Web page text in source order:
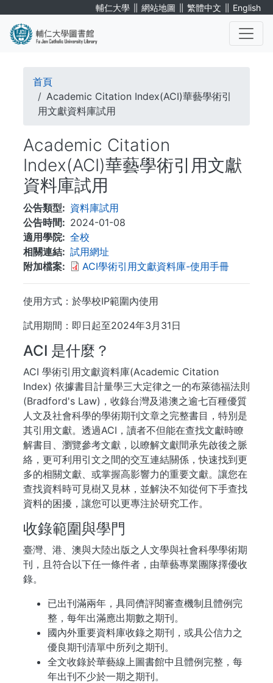
輔仁大學 ∥ 網站地圖 ∥ 繁體中文 ∥ English
導
航
結
首頁
Academic Citation Index(ACI)華藝學術引
用文獻資料庫試用
Academic Citation
Index(ACI)華藝學術引用文獻
資料庫試用
公告類型
資料庫試用
公告時間
2024-01-08
適用學院
全校
相關連結
試用網址
附加檔案
ACI學術引用文獻資料庫-使用手冊
使用方式：於學校IP範圍內使用
試用期間：即日起至2024年3月31日
ACI 是什麼？
ACI 學術引用文獻資料庫(Academic Citation
Index) 依據書目計量學三大定律之一的布萊德福法則
(Bradford's Law)，收錄台灣及港澳之逾七百種優質
人文及社會科學的學術期刊文章之完整書目，特別是
其引用文獻。透過ACI，讀者不但能在查找文獻時瞭
解書目、瀏覽參考文獻，以瞭解文獻間承先啟後之脈
絡，更可利用引文之間的交互連結關係，快速找到更
多的相關文獻、或掌握高影響力的重要文獻。讓您在
查找資料時可見樹又見林，並解決不知從何下手查找
資料的困擾，讓您可以更專注於研究工作。
收錄範圍與學門
臺灣、港、澳與大陸出版之人文學與社會科學學術期
刊，且符合以下任一條件者，由華藝專業團隊擇優收
錄。
已出刊滿兩年，具同儕評閱審查機制且體例完
整，每年出滿應出期數之期刊。
國內外重要資料庫收錄之期刊，或具公信力之
優良期刊清單中所列之期刊。
全文收錄於華藝線上圖書館中且體例完整，每
年出刊不少於一期之期刊。